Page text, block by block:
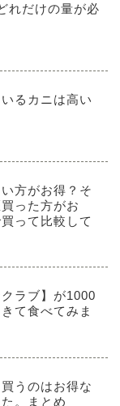
れだけの量が必
るカニは高い
方がお得？そ
った方がお
って比較して
ラブ】が1000
て食べてみま
うのはお得な
。まとめ